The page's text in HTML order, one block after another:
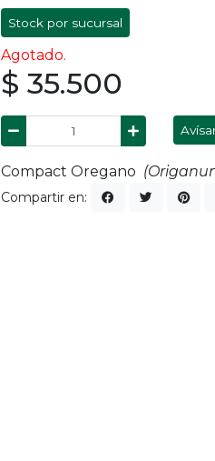
Stock por sucursal
Agotado.
$ 35.500
Compact Oregano
Compartir en: